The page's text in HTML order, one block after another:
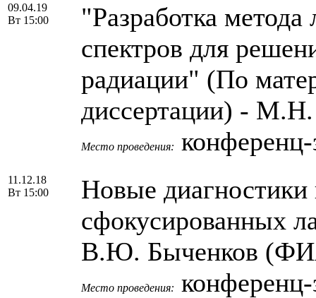
09.04.19
Вт 15:00
"Разработка метода
спектров для
радиации" (По
диссертации) -
Место проведения:
11.12.18
Вт 15:00
Новые
сфокусированных
В.Ю. Быченков
Место проведения: